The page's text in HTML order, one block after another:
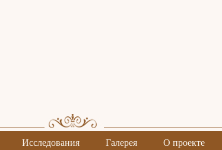
Исследования Галерея О проекте